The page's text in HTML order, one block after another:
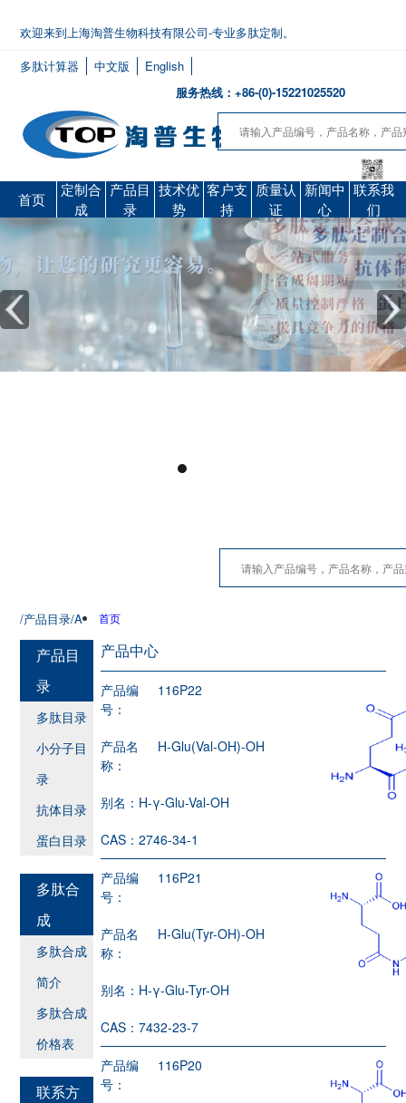
欢迎来到上海淘普生物科技有限公司-专业多肽定制。
多肽计算器
中文版
English
服务热线：+86-(0)-15221025520
首页
定制合
成
产品目
录
技术优
势
客户支
持
质量认
证
新闻中
心
联系我
们
首页
/产品目录/A
产品目
录
多肽目录
小分子目
录
抗体目录
蛋白目录
多肽合
成
多肽合成
简介
多肽合成
价格表
联系方
产品中心
产品编
号：
116P22
产品名
称：
H-Glu(Val-OH)-OH
别名： H-γ-Glu-Val-OH
CAS：2746-34-1
产品编
号：
116P21
产品名
称：
H-Glu(Tyr-OH)-OH
别名： H-γ-Glu-Tyr-OH
CAS：7432-23-7
产品编
号：
116P20